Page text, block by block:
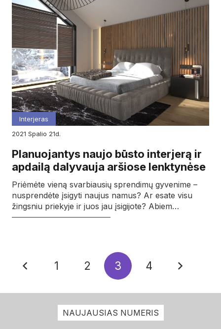
Interjeras
2021
spalio 21d.
Planuojantys naujo būsto interjerą ir
apdailą dalyvauja aršiose lenktynėse
Priėmėte vieną svarbiausių sprendimų gyvenime –
nusprendėte įsigyti naujus namus? Ar esate visu
žingsniu priekyje ir juos jau įsigijote? Abiem…
1 2 3 4
NAUJAUSIAS NUMERIS